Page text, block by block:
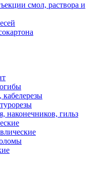
смол, раствора и
наконечников, гильз